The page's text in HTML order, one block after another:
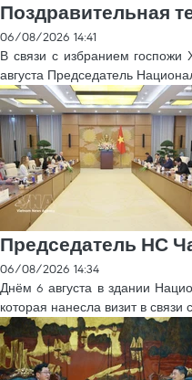
Поздравительная
06/08/2026 14:41
В связи с избранием
августа Председатель
Председатель НС
06/08/2026 14:34
Днём 6 августа в здании
которая нанесла визит в